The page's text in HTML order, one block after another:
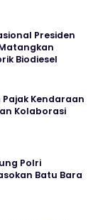
Presiden
Biodiesel
Kendaraan
Kolaborasi
Polri
Batu Bara